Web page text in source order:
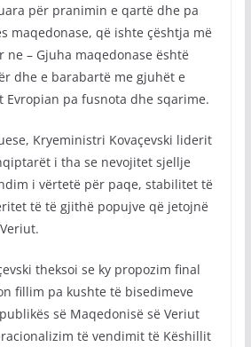
për pranimin e qartë dhe pa
maqedonase, që ishte çështja më
ne – Gjuha maqedonase është
dhe e barabartë me gjuhët e
Evropian pa fusnota dhe sqarime.
Kryeministri Kovaçevski liderit
i tha se nevojitet sjellje
i vërtetë për paqe, stabilitet të
të të gjithë popujve që jetojnë
theksoi se ky propozim final
fillim pa kushte të bisedimeve
së Maqedonisë së Veriut
të vendimit të Këshillit